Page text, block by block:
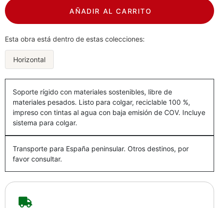
AÑADIR AL CARRITO
Esta obra está dentro de estas colecciones:
Horizontal
Soporte rígido con materiales sostenibles, libre de
materiales pesados. Listo para colgar, reciclable 100 %,
impreso con tintas al agua con baja emisión de COV. Incluye
sistema para colgar.
Transporte para España peninsular. Otros destinos, por
favor consultar.